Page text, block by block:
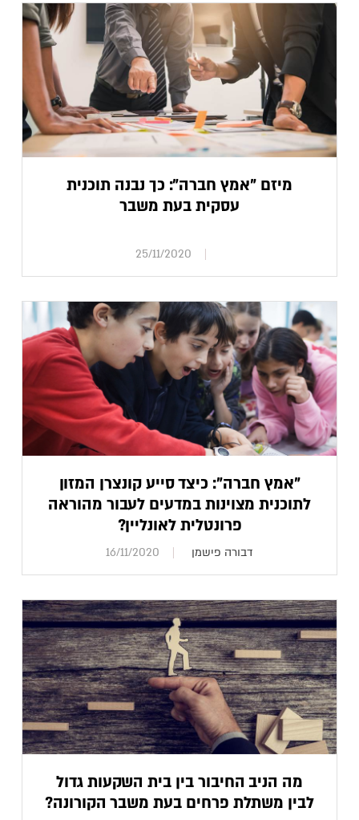
מיזם "אמץ חברה": כך נבנה תוכנית
עסקית בעת משבר
25/11/2020
"אמץ חברה": כיצד סייע קונצרן המזון
לתוכנית מצוינות במדעים לעבור מהוראה
פרונטלית לאונליין?
דבורה פישמן 16/11/2020
מה הניב החיבור בין בית השקעות גדול
לבין משתלת פרחים בעת משבר הקורונה?